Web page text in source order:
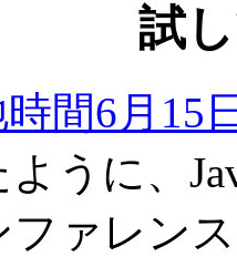
試
間6月15
うに、
ファレン